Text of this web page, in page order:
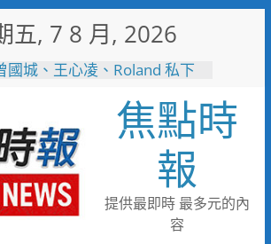
五, 7 8 月, 2026
較、優缺點與電商變現全攻略
也愛的深夜台味！傳承一甲子
「東引小吃店」外客都朝聖的國
級小吃
化縣長參選人魏平政彰化造
喊福利超越六都承接王惠美
政再升級
護量能再升級！彰化聯合捐贈
4輛高規格救護車 首配全自動
焦點時
報
提供最即時 最多元的內
容